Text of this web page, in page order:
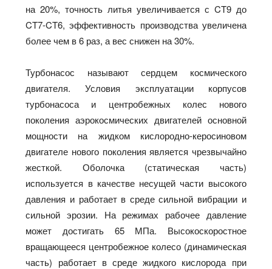
на 20%, точность литья увеличивается с CT9 до
CT7-CT6, эффективность производства увеличена
более чем в 6 раз, а вес снижен на 30%.
Турбонасос называют сердцем космического
двигателя. Условия эксплуатации корпусов
турбонасоса и центробежных колес нового
поколения аэрокосмических двигателей основной
мощности на жидком кислородно-керосиновом
двигателе нового поколения является чрезвычайно
жесткой. Оболочка (статическая часть)
используется в качестве несущей части высокого
давления и работает в среде сильной вибрации и
сильной эрозии. На режимах рабочее давление
может достигать 65 МПа. Высокоскоростное
вращающееся центробежное колесо (динамическая
часть) работает в среде жидкого кислорода при